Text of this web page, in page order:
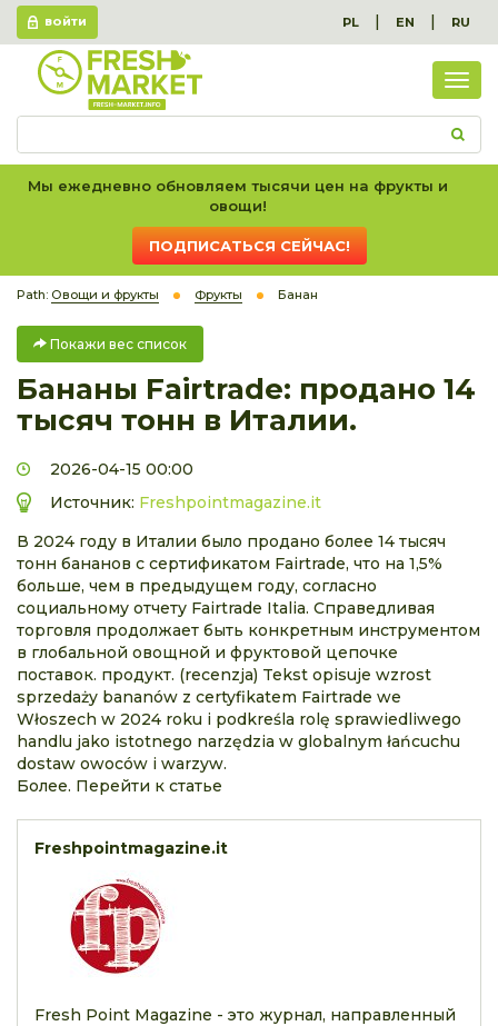
ВОЙТИ PL | EN | RU
вес
Мы ежедневно обновляем тысячи цен на фрукты и
овощи!
ПОДПИСАТЬСЯ СЕЙЧАС!
Path: Овощи и фрукты Фрукты Банан
Покажи вес список
Бананы Fairtrade: продано 14
тысяч тонн в Италии.
2026-04-15 00:00
Источник: Freshpointmagazine.it
В 2024 году в Италии было продано более 14 тысяч
тонн бананов с сертификатом Fairtrade, что на 1,5%
больше, чем в предыдущем году, согласно
социальному отчету Fairtrade Italia. Справедливая
торговля продолжает быть конкретным инструментом
в глобальной овощной и фруктовой цепочке
поставок. продукт. (recenzja) Tekst opisuje wzrost
sprzedaży bananów z certyfikatem Fairtrade we
Włoszech w 2024 roku i podkreśla rolę sprawiedliwego
handlu jako istotnego narzędzia w globalnym łańcuchu
dostaw owoców i warzyw.
Более. Перейти к статье
Freshpointmagazine.it
Fresh Point Magazine - это журнал, направленный